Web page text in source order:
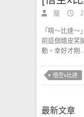
龍
「唷～比達
前這個嬉皮笑
動。幸好才剛
悟空x比達
最新文章